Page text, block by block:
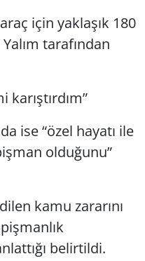
için yaklaşık 180
tarafından
karıştırdım”
ise “özel hayatı ile
olduğunu”
kamu zararını
belirtildi.